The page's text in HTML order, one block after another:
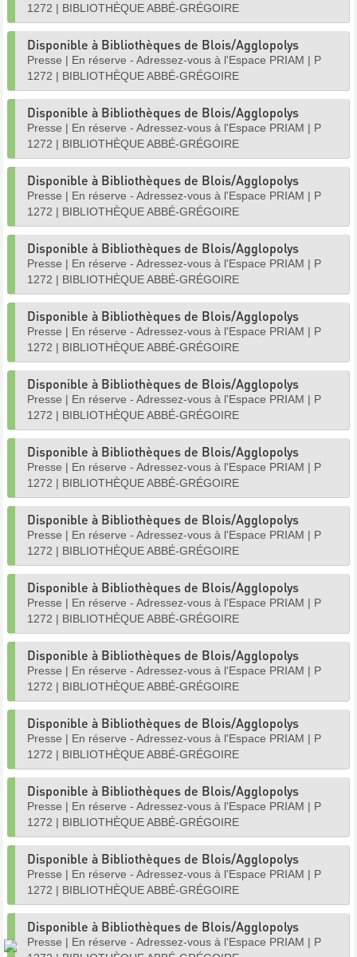
1272 | BIBLIOTHÈQUE ABBÉ-GRÉGOIRE
Disponible à Bibliothèques de Blois/Agglopolys
Presse | En réserve - Adressez-vous à l'Espace PRIAM | P
1272 | BIBLIOTHÈQUE ABBÉ-GRÉGOIRE
Disponible à Bibliothèques de Blois/Agglopolys
Presse | En réserve - Adressez-vous à l'Espace PRIAM | P
1272 | BIBLIOTHÈQUE ABBÉ-GRÉGOIRE
Disponible à Bibliothèques de Blois/Agglopolys
Presse | En réserve - Adressez-vous à l'Espace PRIAM | P
1272 | BIBLIOTHÈQUE ABBÉ-GRÉGOIRE
Disponible à Bibliothèques de Blois/Agglopolys
Presse | En réserve - Adressez-vous à l'Espace PRIAM | P
1272 | BIBLIOTHÈQUE ABBÉ-GRÉGOIRE
Disponible à Bibliothèques de Blois/Agglopolys
Presse | En réserve - Adressez-vous à l'Espace PRIAM | P
1272 | BIBLIOTHÈQUE ABBÉ-GRÉGOIRE
Disponible à Bibliothèques de Blois/Agglopolys
Presse | En réserve - Adressez-vous à l'Espace PRIAM | P
1272 | BIBLIOTHÈQUE ABBÉ-GRÉGOIRE
Disponible à Bibliothèques de Blois/Agglopolys
Presse | En réserve - Adressez-vous à l'Espace PRIAM | P
1272 | BIBLIOTHÈQUE ABBÉ-GRÉGOIRE
Disponible à Bibliothèques de Blois/Agglopolys
Presse | En réserve - Adressez-vous à l'Espace PRIAM | P
1272 | BIBLIOTHÈQUE ABBÉ-GRÉGOIRE
Disponible à Bibliothèques de Blois/Agglopolys
Presse | En réserve - Adressez-vous à l'Espace PRIAM | P
1272 | BIBLIOTHÈQUE ABBÉ-GRÉGOIRE
Disponible à Bibliothèques de Blois/Agglopolys
Presse | En réserve - Adressez-vous à l'Espace PRIAM | P
1272 | BIBLIOTHÈQUE ABBÉ-GRÉGOIRE
Disponible à Bibliothèques de Blois/Agglopolys
Presse | En réserve - Adressez-vous à l'Espace PRIAM | P
1272 | BIBLIOTHÈQUE ABBÉ-GRÉGOIRE
Disponible à Bibliothèques de Blois/Agglopolys
Presse | En réserve - Adressez-vous à l'Espace PRIAM | P
1272 | BIBLIOTHÈQUE ABBÉ-GRÉGOIRE
Disponible à Bibliothèques de Blois/Agglopolys
Presse | En réserve - Adressez-vous à l'Espace PRIAM | P
1272 | BIBLIOTHÈQUE ABBÉ-GRÉGOIRE
Disponible à Bibliothèques de Blois/Agglopolys
Presse | En réserve - Adressez-vous à l'Espace PRIAM | P